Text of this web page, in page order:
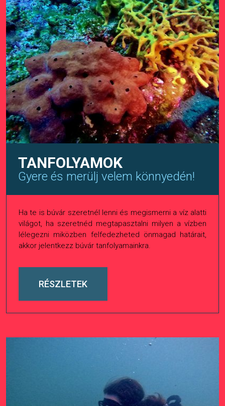
TANFOLYAMOK
Gyere és merülj velem könnyedén!
Ha te is búvár szeretnél lenni és megismerni a víz alatti
világot, ha szeretnéd megtapasztalni milyen a vízben
lélegezni miközben felfedezheted önmagad határait,
akkor jelentkezz búvár tanfolyamainkra.
RÉSZLETEK